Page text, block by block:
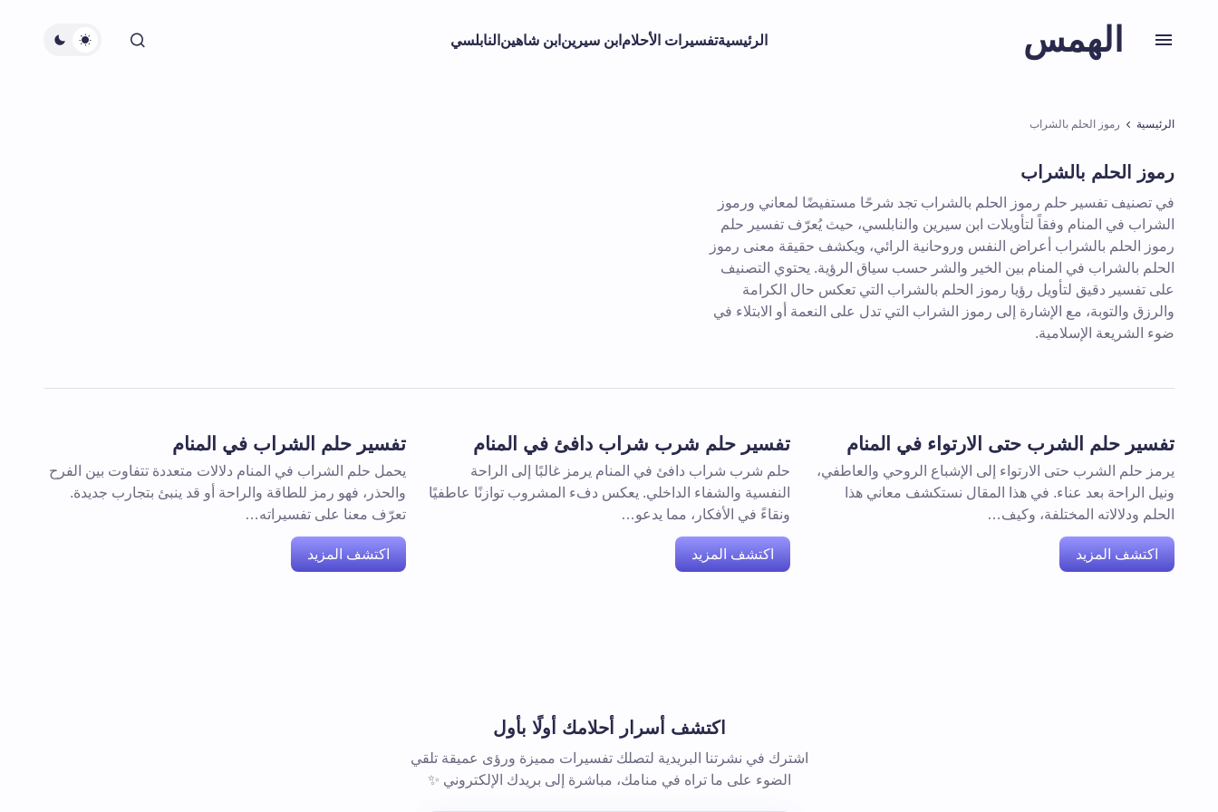
الهمس الرئيسيةتفسيرات الأحلام ابن سيرين ابن شاهين النابلسي
الرئيسية رموز الحلم بالشراب
رموز الحلم بالشراب
في تصنيف تفسير حلم رموز الحلم بالشراب تجد شرحًا مستفيضًا لمعاني ورموز
الشراب في المنام وفقاً لتأويلات ابن سيرين والنابلسي، حيث يُعرّف تفسير حلم
رموز الحلم بالشراب أعراض النفس وروحانية الرائي، ويكشف حقيقة معنى رموز
الحلم بالشراب في المنام بين الخير والشر حسب سياق الرؤية. يحتوي التصنيف
على تفسير دقيق لتأويل رؤيا رموز الحلم بالشراب التي تعكس حال الكرامة
والرزق والتوبة، مع الإشارة إلى رموز الشراب التي تدل على النعمة أو الابتلاء في
ضوء الشريعة الإسلامية.
تفسير حلم الشرب حتى الارتواء في المنام
يرمز حلم الشرب حتى الارتواء إلى الإشباع الروحي والعاطفي،
ونيل الراحة بعد عناء. في هذا المقال نستكشف معاني هذا
الحلم ودلالاته المختلفة، وكيف…
اكتشف المزيد
تفسير حلم شرب شراب دافئ في المنام
حلم شرب شراب دافئ في المنام يرمز غالبًا إلى الراحة
النفسية والشفاء الداخلي. يعكس دفء المشروب توازنًا عاطفيًا
ونقاءً في الأفكار، مما يدعو…
اكتشف المزيد
تفسير حلم الشراب في المنام
يحمل حلم الشراب في المنام دلالات متعددة تتفاوت بين الفرح
والحذر، فهو رمز للطاقة والراحة أو قد ينبئ بتجارب جديدة.
تعرّف معنا على تفسيراته…
اكتشف المزيد
اكتشف أسرار أحلامك أولًا بأول
اشترك في نشرتنا البريدية لتصلك تفسيرات مميزة ورؤى عميقة تلقي
الضوء على ما تراه في منامك، مباشرة إلى بريدك الإلكتروني ✨